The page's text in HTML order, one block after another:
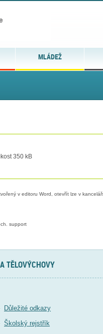
MLÁDEŽ
350 kB
v editoru Word, otevřít lze v
support
TĚLOVÝCHOVY
Důležité odkazy
Školský rejstřík